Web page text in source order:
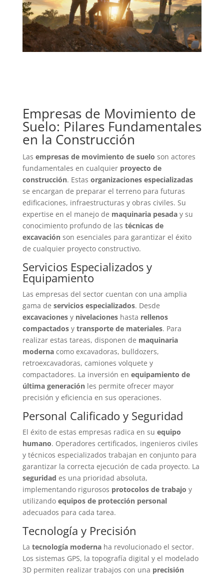
Empresas de Movimiento de
Suelo: Pilares Fundamentales
en la Construcción
Las empresas de movimiento de suelo son actores
fundamentales en cualquier proyecto de
construcción. Estas organizaciones especializadas
se encargan de preparar el terreno para futuras
edificaciones, infraestructuras y obras civiles. Su
expertise en el manejo de maquinaria pesaday su
conocimiento profundo de las técnicas de
excavaciónson esenciales para garantizar el éxito
de cualquier proyecto constructivo.
Servicios Especializados y
Equipamiento
Las empresas del sector cuentan con una amplia
gama de servicios especializados. Desde
excavacionesy nivelacioneshasta rellenos
compactadosy transporte de materiales. Para
realizar estas tareas, disponen de maquinaria
modernacomo excavadoras, bulldozers,
retroexcavadoras, camiones volquete y
compactadores. La inversión en equipamiento de
última generaciónles permite ofrecer mayor
precisión y eficiencia en sus operaciones.
Personal Calificado y Seguridad
El éxito de estas empresas radica en su equipo
humano. Operadores certificados, ingenieros civiles
y técnicos especializados trabajan en conjunto para
garantizar la correcta ejecución de cada proyecto. La
seguridad es una prioridad absoluta,
implementando rigurosos protocolos de trabajo y
utilizando equipos de protección personal
adecuados para cada tarea.
Tecnología y Precisión
La tecnología modernaha revolucionado el sector.
Los sistemas GPS, la topografía digital y el modelado
3D permiten realizar trabajos con una precisión